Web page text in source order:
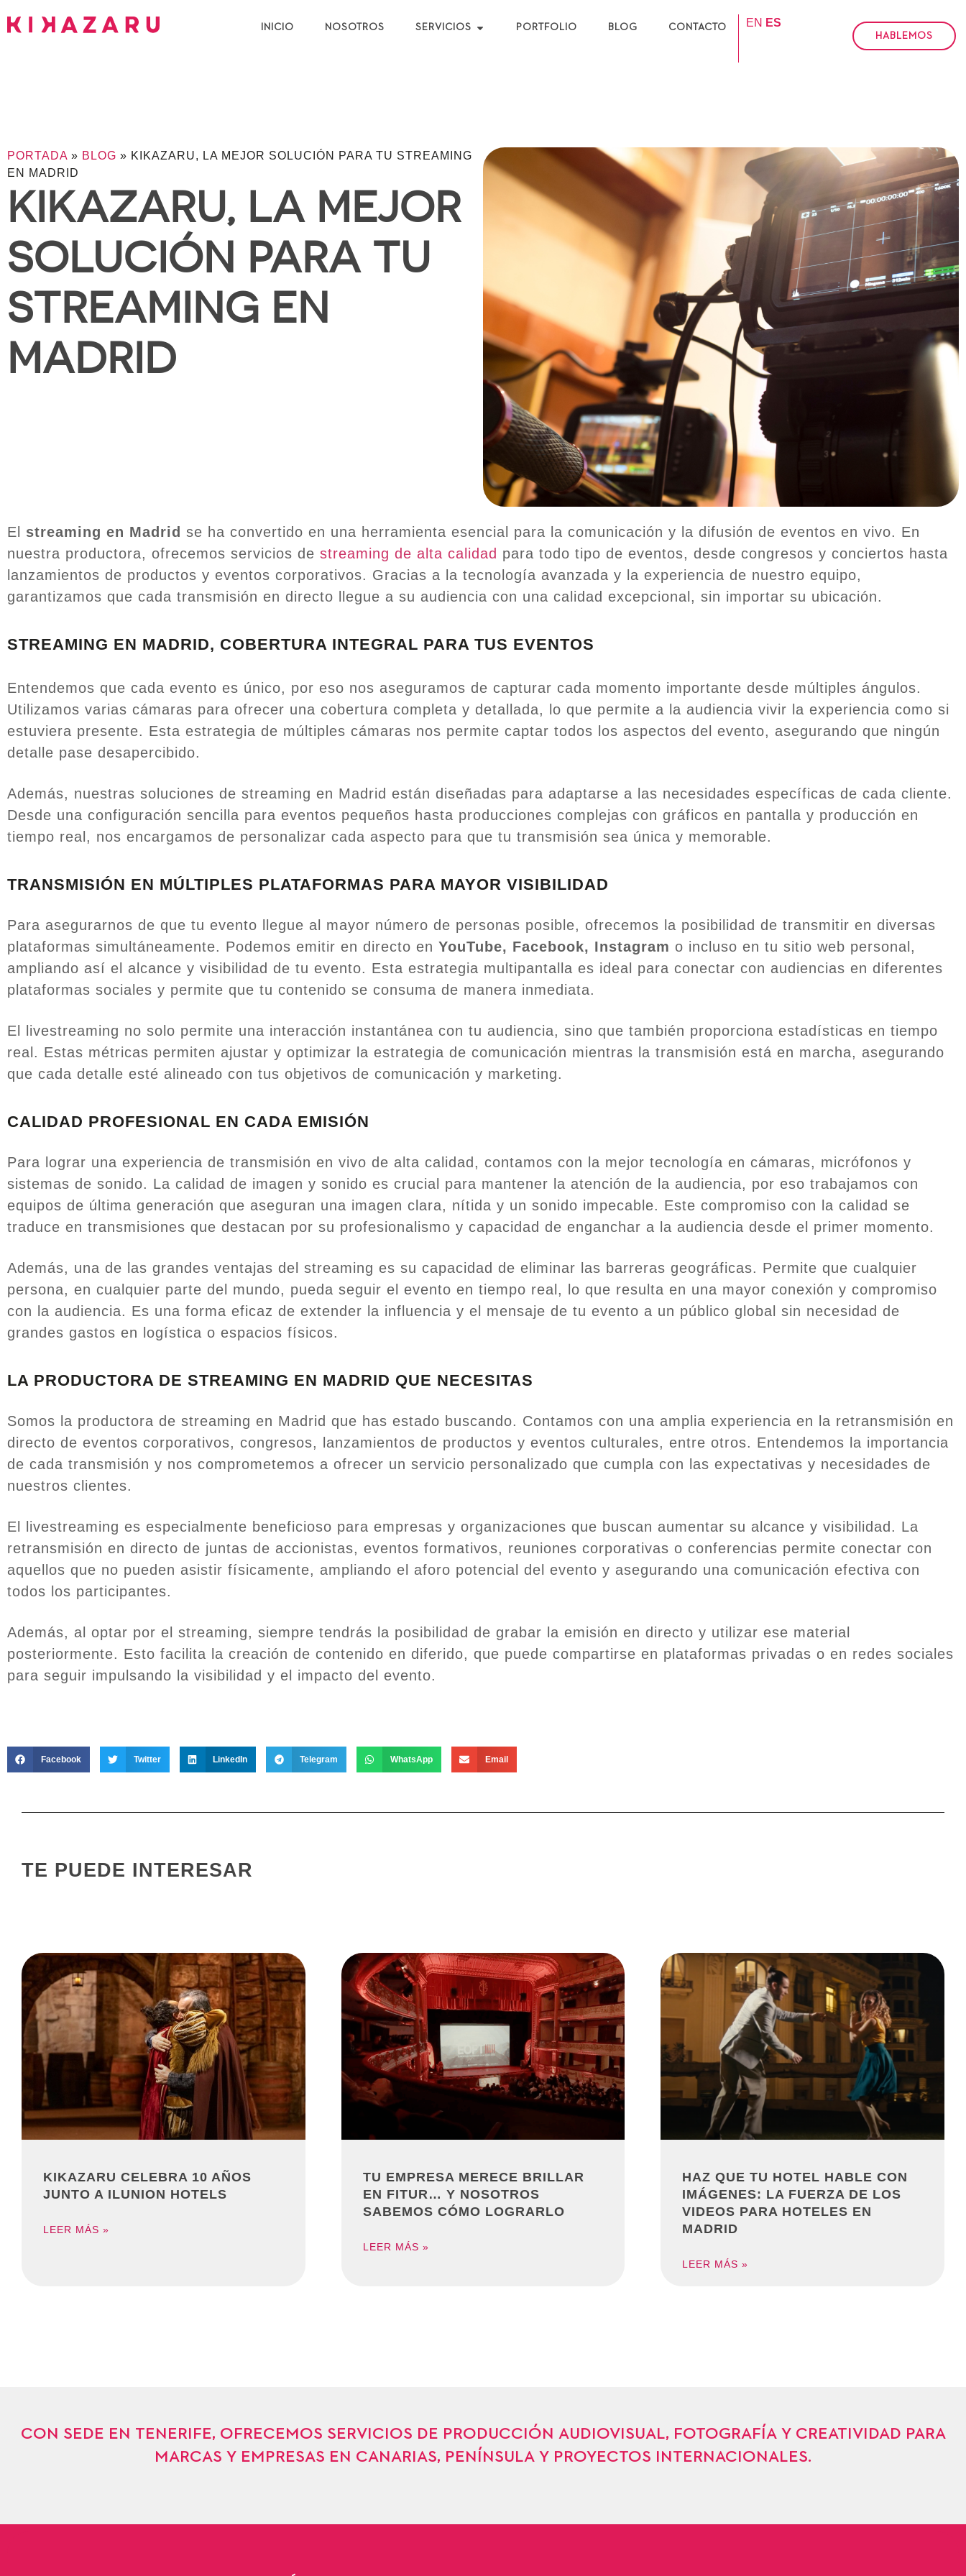
INICIO NOSOTROS SERVICIOS PORTFOLIO BLOG CONTACTO EN ES
HABLEMOS
PORTADA » BLOG » KIKAZARU, LA MEJOR SOLUCIÓN PARA TU STREAMING
EN MADRID
KIKAZARU, LA MEJOR
SOLUCIÓN PARA TU
STREAMING EN
MADRID
El streaming en Madrid se ha convertido en una herramienta esencial para la comunicación y la difusión de eventos en vivo. En
nuestra productora, ofrecemos servicios de streaming de alta calidad para todo tipo de eventos, desde congresos y conciertos hasta
lanzamientos de productos y eventos corporativos. Gracias a la tecnología avanzada y la experiencia de nuestro equipo,
garantizamos que cada transmisión en directo llegue a su audiencia con una calidad excepcional, sin importar su ubicación.
STREAMING EN MADRID, COBERTURA INTEGRAL PARA TUS EVENTOS
Entendemos que cada evento es único, por eso nos aseguramos de capturar cada momento importante desde múltiples ángulos.
Utilizamos varias cámaras para ofrecer una cobertura completa y detallada, lo que permite a la audiencia vivir la experiencia como si
estuviera presente. Esta estrategia de múltiples cámaras nos permite captar todos los aspectos del evento, asegurando que ningún
detalle pase desapercibido.
Además, nuestras soluciones de streaming en Madrid están diseñadas para adaptarse a las necesidades específicas de cada cliente.
Desde una configuración sencilla para eventos pequeños hasta producciones complejas con gráficos en pantalla y producción en
tiempo real, nos encargamos de personalizar cada aspecto para que tu transmisión sea única y memorable.
TRANSMISIÓN EN MÚLTIPLES PLATAFORMAS PARA MAYOR VISIBILIDAD
Para asegurarnos de que tu evento llegue al mayor número de personas posible, ofrecemos la posibilidad de transmitir en diversas
plataformas simultáneamente. Podemos emitir en directo en YouTube, Facebook, Instagram o incluso en tu sitio web personal,
ampliando así el alcance y visibilidad de tu evento. Esta estrategia multipantalla es ideal para conectar con audiencias en diferentes
plataformas sociales y permite que tu contenido se consuma de manera inmediata.
El livestreaming no solo permite una interacción instantánea con tu audiencia, sino que también proporciona estadísticas en tiempo
real. Estas métricas permiten ajustar y optimizar la estrategia de comunicación mientras la transmisión está en marcha, asegurando
que cada detalle esté alineado con tus objetivos de comunicación y marketing.
CALIDAD PROFESIONAL EN CADA EMISIÓN
Para lograr una experiencia de transmisión en vivo de alta calidad, contamos con la mejor tecnología en cámaras, micrófonos y
sistemas de sonido. La calidad de imagen y sonido es crucial para mantener la atención de la audiencia, por eso trabajamos con
equipos de última generación que aseguran una imagen clara, nítida y un sonido impecable. Este compromiso con la calidad se
traduce en transmisiones que destacan por su profesionalismo y capacidad de enganchar a la audiencia desde el primer momento.
Además, una de las grandes ventajas del streaming es su capacidad de eliminar las barreras geográficas. Permite que cualquier
persona, en cualquier parte del mundo, pueda seguir el evento en tiempo real, lo que resulta en una mayor conexión y compromiso
con la audiencia. Es una forma eficaz de extender la influencia y el mensaje de tu evento a un público global sin necesidad de
grandes gastos en logística o espacios físicos.
LA PRODUCTORA DE STREAMING EN MADRID QUE NECESITAS
Somos la productora de streaming en Madrid que has estado buscando. Contamos con una amplia experiencia en la retransmisión en
directo de eventos corporativos, congresos, lanzamientos de productos y eventos culturales, entre otros. Entendemos la importancia
de cada transmisión y nos comprometemos a ofrecer un servicio personalizado que cumpla con las expectativas y necesidades de
nuestros clientes.
El livestreaming es especialmente beneficioso para empresas y organizaciones que buscan aumentar su alcance y visibilidad. La
retransmisión en directo de juntas de accionistas, eventos formativos, reuniones corporativas o conferencias permite conectar con
aquellos que no pueden asistir físicamente, ampliando el aforo potencial del evento y asegurando una comunicación efectiva con
todos los participantes.
Además, al optar por el streaming, siempre tendrás la posibilidad de grabar la emisión en directo y utilizar ese material
posteriormente. Esto facilita la creación de contenido en diferido, que puede compartirse en plataformas privadas o en redes sociales
para seguir impulsando la visibilidad y el impacto del evento.
Facebook Twitter LinkedIn Telegram WhatsApp Email
TE PUEDE INTERESAR
KIKAZARU CELEBRA 10 AÑOS
JUNTO A ILUNION HOTELS
LEER MÁS »
TU EMPRESA MERECE BRILLAR
EN FITUR… Y NOSOTROS
SABEMOS CÓMO LOGRARLO
LEER MÁS »
HAZ QUE TU HOTEL HABLE CON
IMÁGENES: LA FUERZA DE LOS
VIDEOS PARA HOTELES EN
MADRID
LEER MÁS »
CON SEDE EN TENERIFE, OFRECEMOS SERVICIOS DE PRODUCCIÓN AUDIOVISUAL, FOTOGRAFÍA Y CREATIVIDAD PARA
MARCAS Y EMPRESAS EN CANARIAS, PENÍNSULA Y PROYECTOS INTERNACIONALES.